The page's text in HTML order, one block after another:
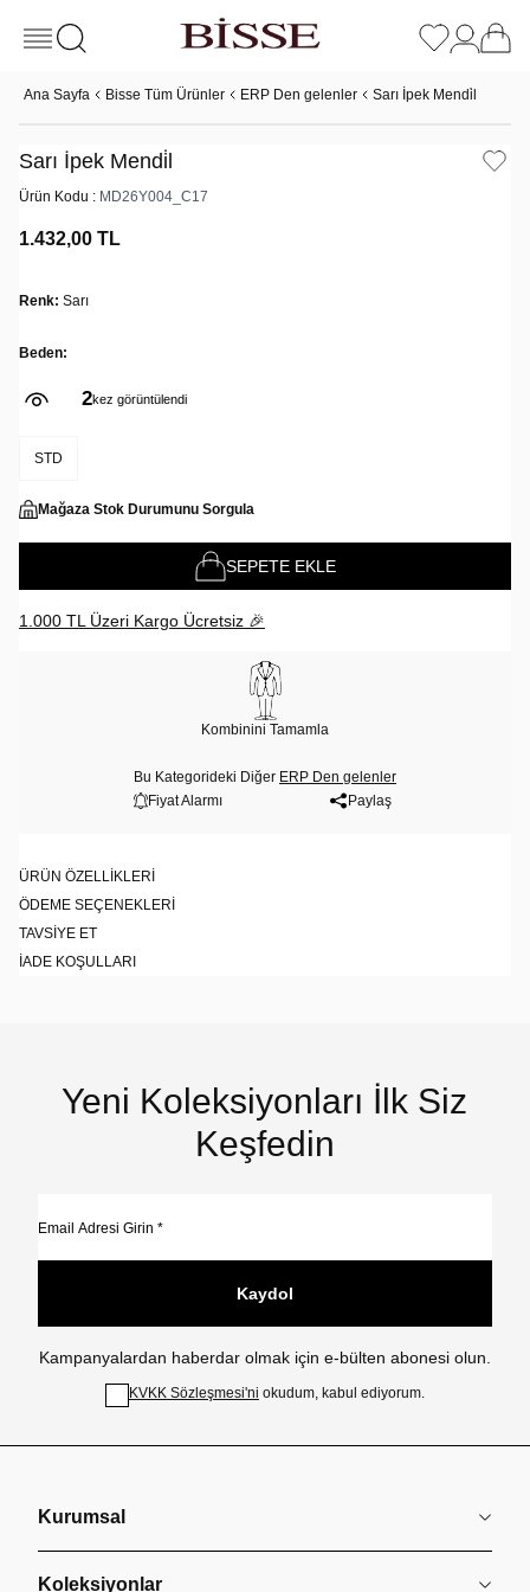
Ana Sayfa Bisse Tüm Ürünler ERP Den gelenler Sarı İpek Mendi̇l
Sarı İpek Mendi̇l
Ürün Kodu : MD26Y004_C17
1.432,00 TL
Renk: Sarı
Beden:
2kez görüntülendi
STD
Mağaza Stok Durumunu Sorgula
SEPETE EKLE
1.000 TL Üzeri Kargo Ücretsiz 🎉
Kombinini Tamamla
Bu Kategorideki Diğer ERP Den gelenler
Fiyat Alarmı
Paylaş
ÜRÜN ÖZELLIKLERI
ÖDEME SEÇENEKLERI
TAVSIYE ET
İADE KOŞULLARI
Yeni Koleksiyonları İlk Siz
Keşfedin
Kaydol
Kampanyalardan haberdar olmak için e-bülten abonesi olun.
KVKK Sözleşmesi'ni okudum, kabul ediyorum.
Kurumsal
Koleksiyonlar